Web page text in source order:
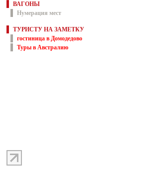
ВАГОНЫ
Нумерация мест
ТУРИСТУ НА ЗАМЕТКУ
гостиница в Домодедово
Туры в Австралию